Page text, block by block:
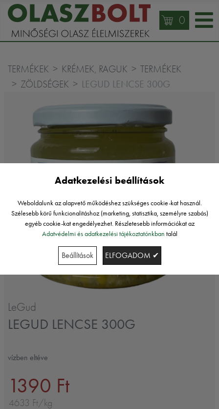
0
TERMÉKEK KRÉMEK, RAGUK
TERMÉKEK
ZÖLDSÉGEK
LEGUD LENCSE 300G
LeGud
LEGUD LENCSE 300G
vízben eltéve
1390 Ft
4633 Ft/kg
Adatkezelési beállítások
Weboldalunk az alapvető működéshez szükséges cookie-kat használ.
Szélesebb körű funkcionalitáshoz (marketing, statisztika, személyre szabás)
egyéb cookie-kat engedélyezhet. Részletesebb információkat az
Adatvédelmi és adatkezelési tájékoztatónkban talál
Beállítások ELFOGADOM ✔